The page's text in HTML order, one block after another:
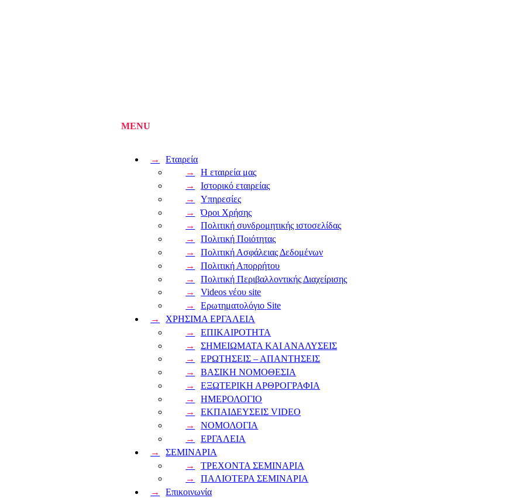
Εταιρεία
Η εταιρεία μας
Ιστορικό εταιρείας
Υπηρεσίες
Όροι Χρήσης
Πολιτική συνδρομητικής ιστοσελίδας
Πολιτική Ποιότητας
Πολιτική Ασφάλειας Δεδομένων
Πολιτική Απορρήτου
Πολιτική Περιβαλλοντικής Διαχείρισης
Videos νέου site
Ερωτηματολόγιο Site
ΧΡΗΣΙΜΑ ΕΡΓΑΛΕΙΑ
ΕΠΙΚΑΙΡΟΤΗΤΑ
ΣΗΜΕΙΩΜΑΤΑ ΚΑΙ ΑΝΑΛΥΣΕΙΣ
ΕΡΩΤΗΣΕΙΣ – ΑΠΑΝΤΗΣΕΙΣ
ΒΑΣΙΚΗ ΝΟΜΟΘΕΣΙΑ
ΕΞΩΤΕΡΙΚΗ ΑΡΘΡΟΓΡΑΦΙΑ
ΗΜΕΡΟΛΟΓΙΟ
ΕΚΠΑΙΔΕΥΣΕΙΣ VIDEO
ΝΟΜΟΛΟΓΙΑ
ΕΡΓΑΛΕΙΑ
ΣΕΜΙΝΑΡΙΑ
ΤΡΕΧΟΝΤΑ ΣΕΜΙΝΑΡΙΑ
ΠΑΛΙΟΤΕΡΑ ΣΕΜΙΝΑΡΙΑ
Επικοινωνία